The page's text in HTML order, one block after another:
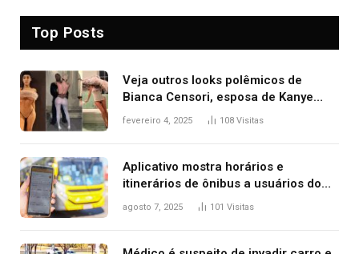
Top Posts
Veja outros looks polêmicos de
Bianca Censori, esposa de Kanye
West que apareceu nua no Grammy
fevereiro 4, 2025 108 Visitas
Aplicativo mostra horários e
itinerários de ônibus a usuários do
transporte público de Palmas; confira
agosto 7, 2025 101 Visitas